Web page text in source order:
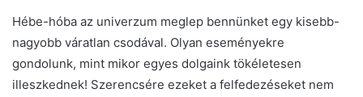
Hébe-hóba az univerzum meglep bennünket egy kisebb-
nagyobb váratlan csodával. Olyan eseményekre
gondolunk, mint mikor egyes dolgaink tökéletesen
illeszkednek! Szerencsére ezeket a felfedezéseket nem